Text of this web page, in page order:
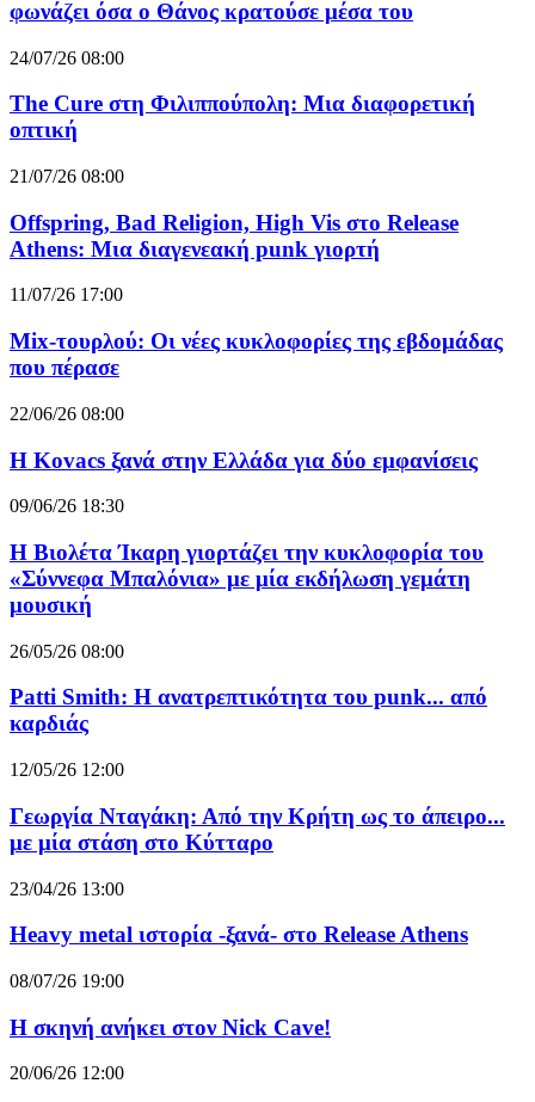
φωνάζει όσα ο Θάνος κρατούσε μέσα του
24/07/26 08:00
The Cure στη Φιλιππούπολη: Μια διαφορετική
οπτική
21/07/26 08:00
Offspring, Bad Religion, High Vis στο Release
Athens: Μια διαγενεακή punk γιορτή
11/07/26 17:00
Mix-τουρλού: Οι νέες κυκλοφορίες της εβδομάδας
που πέρασε
22/06/26 08:00
Η Kovacs ξανά στην Ελλάδα για δύο εμφανίσεις
09/06/26 18:30
Η Βιολέτα Ίκαρη γιορτάζει την κυκλοφορία του
«Σύννεφα Μπαλόνια» με μία εκδήλωση γεμάτη
μουσική
26/05/26 08:00
Patti Smith: Η ανατρεπτικότητα του punk... από
καρδιάς
12/05/26 12:00
Γεωργία Νταγάκη: Από την Κρήτη ως το άπειρο...
με μία στάση στο Κύτταρο
23/04/26 13:00
Heavy metal ιστορία -ξανά- στο Release Athens
08/07/26 19:00
Η σκηνή ανήκει στον Nick Cave!
20/06/26 12:00